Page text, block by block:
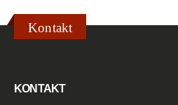
Kontakt
KONTAKT